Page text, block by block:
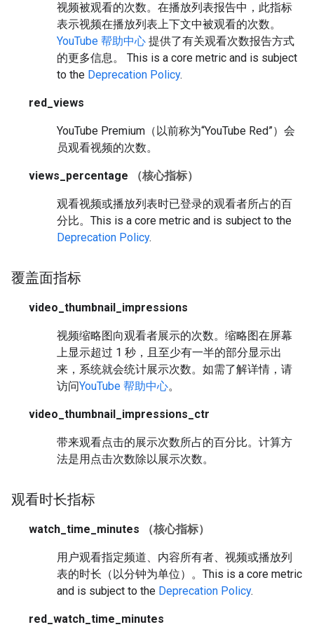
视频被观看的次数。在播放列表报告中，此指标
表示视频在播放列表上下文中被观看的次数。
YouTube 帮助中心 提供了有关观看次数报告方式
的更多信息。 This is a core metric and is subject
to the Deprecation Policy.
red_views
YouTube Premium（以前称为“YouTube Red”）会
员观看视频的次数。
views_percentage （核心指标）
观看视频或播放列表时已登录的观看者所占的百
分比。 This is a core metric and is subject to the
Deprecation Policy.
覆盖面指标
video_thumbnail_impressions
视频缩略图向观看者展示的次数。缩略图在屏幕
上显示超过 1 秒，且至少有一半的部分显示出
来，系统就会统计展示次数。如需了解详情，请
访问YouTube 帮助中心。
video_thumbnail_impressions_ctr
带来观看点击的展示次数所占的百分比。计算方
法是用点击次数除以展示次数。
观看时长指标
watch_time_minutes （核心指标）
用户观看指定频道、内容所有者、视频或播放列
表的时长（以分钟为单位）。 This is a core metric
and is subject to the Deprecation Policy.
red_watch_time_minutes